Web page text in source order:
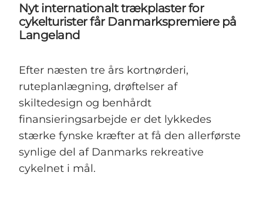
Nyt internationalt trækplaster for
cykelturister får Danmarkspremiere på
Langeland
Efter næsten tre års kortnørderi,
ruteplanlægning, drøftelser af
skiltedesign og benhårdt
finansieringsarbejde er det lykkedes
stærke fynske kræfter at få den allerførste
synlige del af Danmarks rekreative
cykelnet i mål.